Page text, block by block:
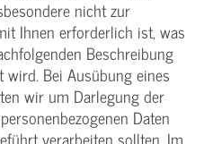
nicht zur
Ihnen erforderlich ist, was
Beschreibung
Bei Ausübung eines
wir um Darlegung der
Daten
verarbeiten sollten. Im